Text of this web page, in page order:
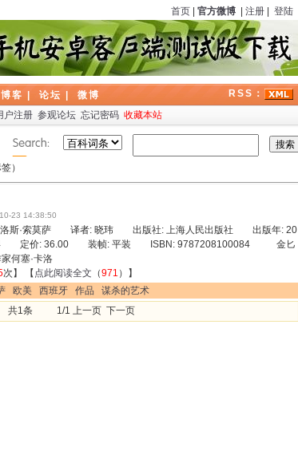
首页 官方微博 注册 登陆
博客 论坛 微博
RSS：
户注册 参观论坛 忘记密码 收藏本站
）
23 14:38:50
斯·索莫萨 译者: 晓玮 出版社: 上海人民出版社 出版年: 20
定价: 36.00 装帧: 平装 ISBN: 9787208100084 金匕
何塞·卡洛
次】 【 点此阅读全文 （971 ）】
欧美 西班牙 作品
谋杀的艺术
共1条 1/1 上一页 下一页